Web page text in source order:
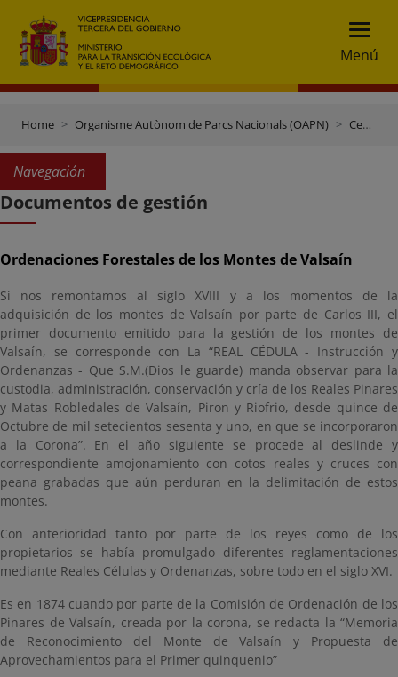
Menú
Home Organisme Autònom de Parcs Nacionals (OAPN) Centres i finques
Navegación
Documentos de gestión
Ordenaciones Forestales de los Montes de Valsaín
Si nos remontamos al siglo XVIII y a los momentos de la
adquisición de los montes de Valsaín por parte de Carlos III, el
primer documento emitido para la gestión de los montes de
Valsaín, se corresponde con La “REAL CÉDULA - Instrucción y
Ordenanzas - Que S.M.(Dios le guarde) manda observar para la
custodia, administración, conservación y cría de los Reales Pinares
y Matas Robledales de Valsaín, Piron y Riofrio, desde quince de
Octubre de mil setecientos sesenta y uno, en que se incorporaron
a la Corona”. En el año siguiente se procede al deslinde y
correspondiente amojonamiento con cotos reales y cruces con
peana grabadas que aún perduran en la delimitación de estos
montes.
Con anterioridad tanto por parte de los reyes como de los
propietarios se había promulgado diferentes reglamentaciones
mediante Reales Células y Ordenanzas, sobre todo en el siglo XVI.
Es en 1874 cuando por parte de la Comisión de Ordenación de los
Pinares de Valsaín, creada por la corona, se redacta la “Memoria
de Reconocimiento del Monte de Valsaín y Propuesta de
Aprovechamientos para el Primer quinquenio”